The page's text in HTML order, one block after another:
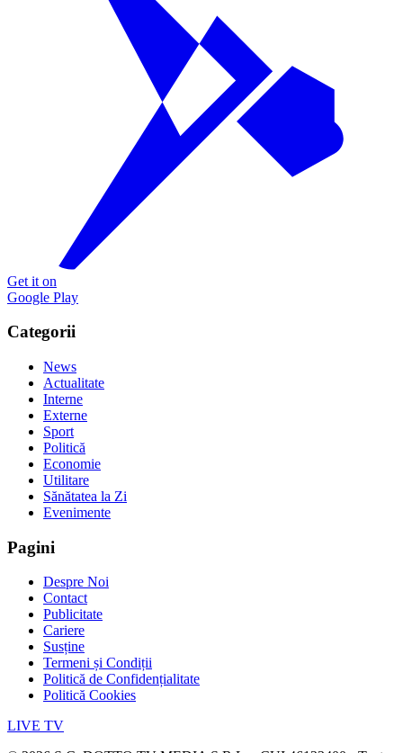
Get it on
Google Play
Categorii
News
Actualitate
Interne
Externe
Sport
Politică
Economie
Utilitare
Sănătatea la Zi
Evenimente
Pagini
Despre Noi
Contact
Publicitate
Cariere
Susține
Termeni și Condiții
Politică de Confidențialitate
Politică Cookies
LIVE TV